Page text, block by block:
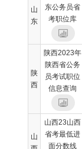
山
东
东公务员省
考职位库
陕
西
陕西2023年
陕西省公务
员考试职位
信息查询
山
山西23山西
省考最低进
面分数线